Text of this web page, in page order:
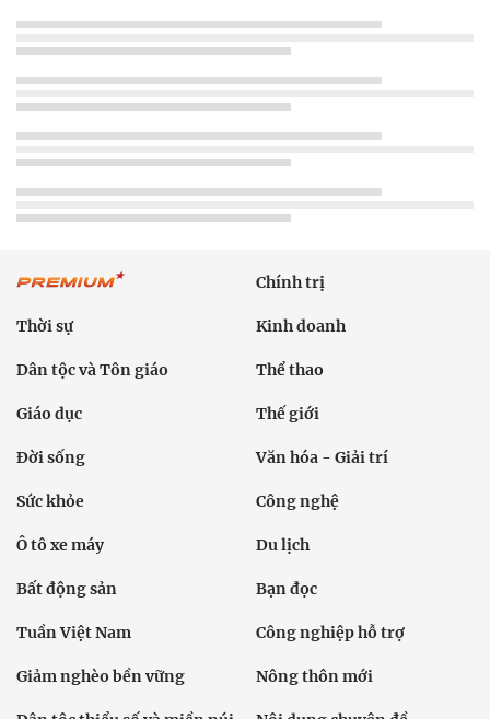
Chính trị
Thời sự Kinh doanh
Dân tộc và Tôn giáo Thể thao
Giáo dục Thế giới
Đời sống Văn hóa - Giải trí
Sức khỏe Công nghệ
Ô tô xe máy Du lịch
Bất động sản Bạn đọc
Tuần Việt Nam Công nghiệp hỗ trợ
Giảm nghèo bền vững Nông thôn mới